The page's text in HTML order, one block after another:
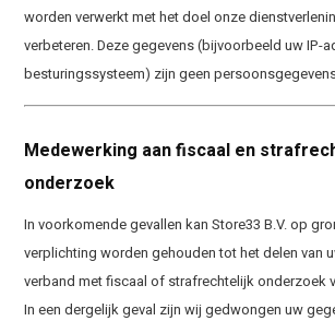
worden verwerkt met het doel onze
verbeteren. Deze gegevens (bijvoorbeeld uw IP-
besturingssysteem) zijn geen
Medewerking aan fiscaal en
onderzoek
In voorkomende gevallen kan Store33 B.V. op
verplichting worden gehouden tot het delen van
verband met fiscaal of strafrechtelijk onderzoek
In een dergelijk geval zijn wij gedwongen uw